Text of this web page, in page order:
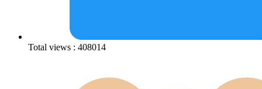
Total views : 408014